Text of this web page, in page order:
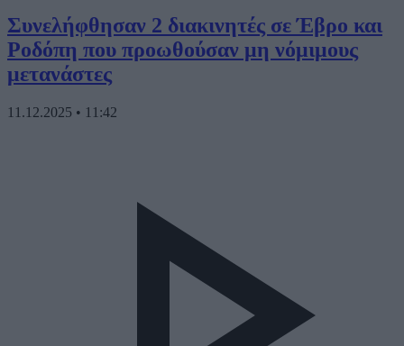
Συνελήφθησαν 2 διακινητές σε Έβρο και
Ροδόπη που προωθούσαν μη νόμιμους
μετανάστες
11.12.2025 • 11:42